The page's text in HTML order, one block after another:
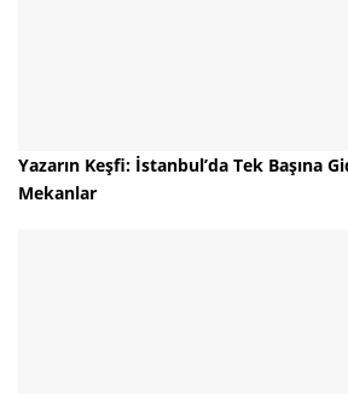
Yazarın Keşfi: İstanbul’da Tek Başına
Mekanlar